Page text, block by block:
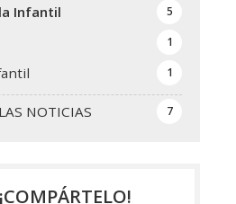
NOTICIAS 7
Infantil 5
1
1
¡COMPÁRTELO!